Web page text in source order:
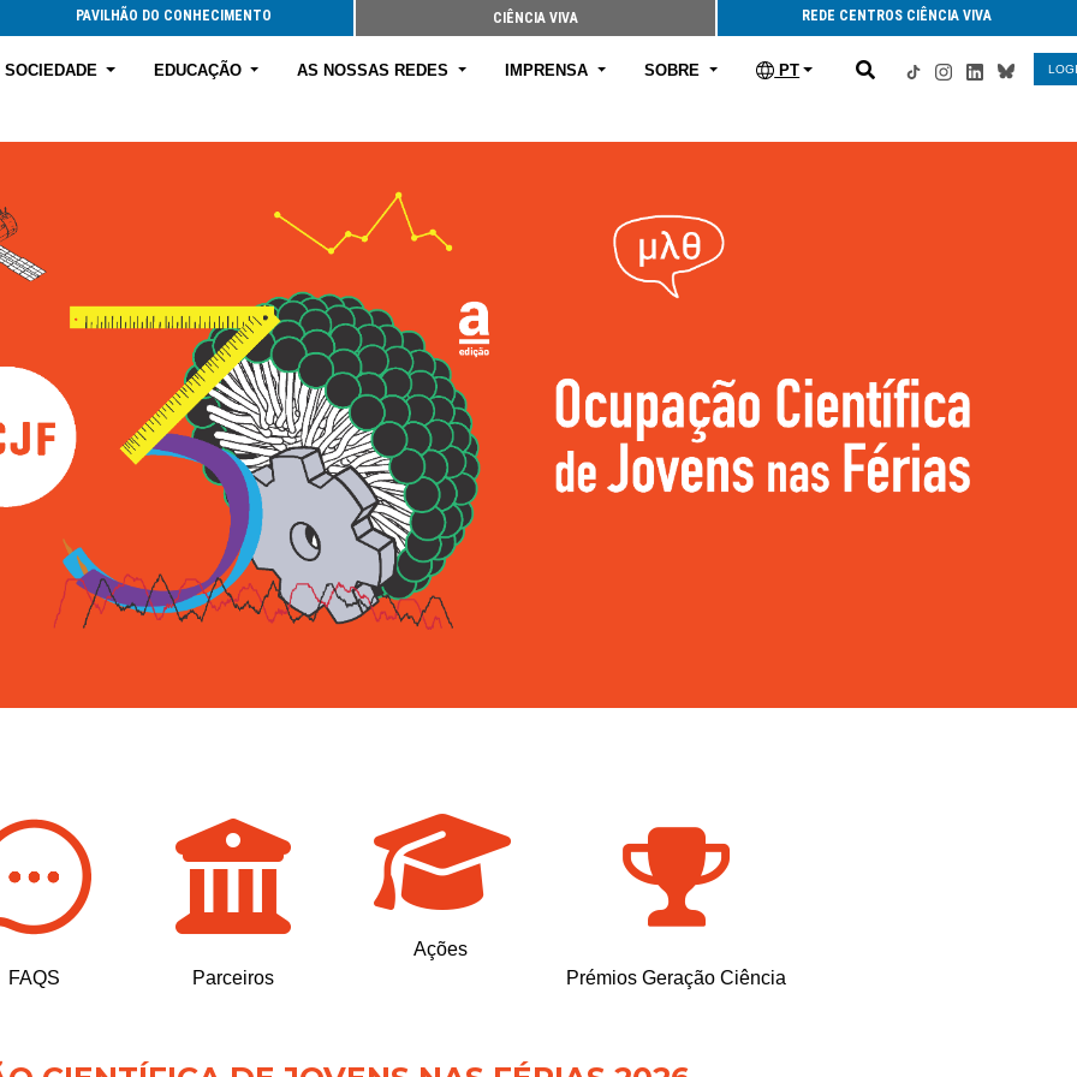
PAVILHÃO DO CONHECIMENTO CIÊNCIA VIVA REDE CENTROS CIÊNCIA VIVA
EDUCAÇÃO AS NOSSAS REDES IMPRENSA SOBRE PT
FAQS Parceiros
Ações
Prémios Geração Ciência